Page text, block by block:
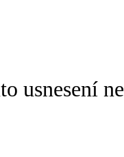
usnesení